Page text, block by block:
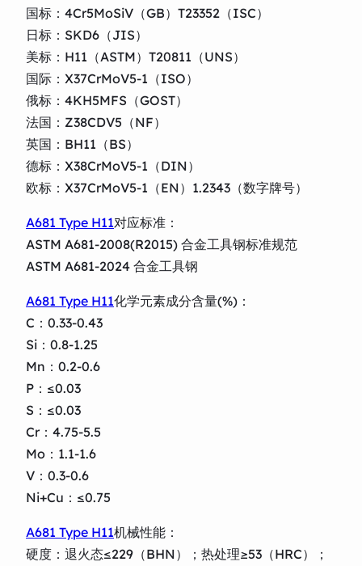
国标：4Cr5MoSiV（GB）T23352（ISC）
日标：SKD6（JIS）
美标：H11（ASTM）T20811（UNS）
国际：X37CrMoV5-1（ISO）
俄标：4KH5MFS（GOST）
法国：Z38CDV5（NF）
英国：BH11（BS）
德标：X38CrMoV5-1（DIN）
欧标：X37CrMoV5-1（EN）1.2343（数字牌号）
A681 Type H11对应标准：
ASTM A681-2008(R2015) 合金工具钢标准规范
ASTM A681-2024 合金工具钢
A681 Type H11化学元素成分含量(%)：
C：0.33-0.43
Si：0.8-1.25
Mn：0.2-0.6
P：≤0.03
S：≤0.03
Cr：4.75-5.5
Mo：1.1-1.6
V：0.3-0.6
Ni+Cu：≤0.75
A681 Type H11机械性能：
硬度：退火态≤229（BHN）；热处理≥53（HRC）；